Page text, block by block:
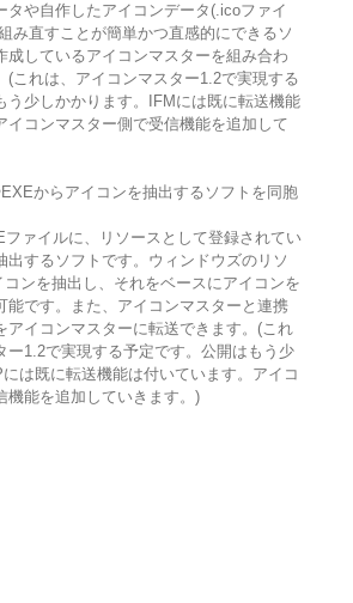
タや自作したアイコンデータ(.icoファイ
み直すことが簡単かつ直感的にできるソ
成しているアイコンマスターを組み合わ
(これは、アイコンマスター1.2で実現する
う少しかかります。IFMには既に転送機能
イコンマスター側で受信機能を追加して
からアイコンを抽出するソフトを同胞
ファイルに、リソースとして登録されてい
出するソフトです。ウィンドウズのリソ
コンを抽出し、それをベースにアイコンを
能です。また、アイコンマスターと連携
アイコンマスターに転送できます。(これ
ー1.2で実現する予定です。公開はもう少
は既に転送機能は付いています。アイコ
機能を追加していきます。)